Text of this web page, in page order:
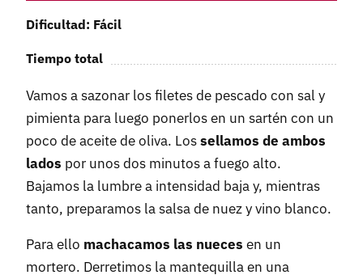
Dificultad: Fácil
Tiempo total
Vamos a sazonar los filetes de pescado con sal y
pimienta para luego ponerlos en un sartén con un
poco de aceite de oliva. Lossellamos de ambos
lados por unos dos minutos a fuego alto.
Bajamos la lumbre a intensidad baja y, mientras
tanto, preparamos la salsa de nuez y vino blanco.
Para ello machacamos las nueces en un
mortero. Derretimos la mantequilla en una